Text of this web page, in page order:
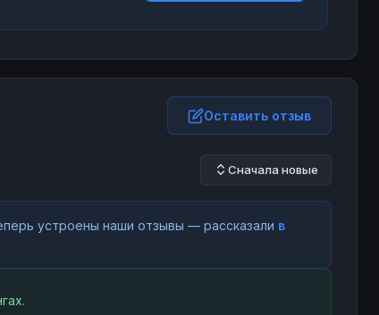
Оставить отзыв
Сначала новые
устроены наши отзывы — рассказали в